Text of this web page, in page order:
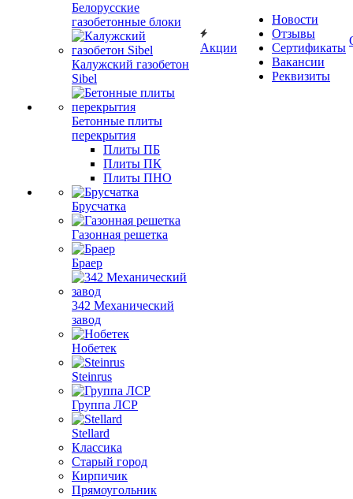
Белорусские
газобетонные блоки
Калужский газобетон
Sibel
Бетонные плиты
перекрытия
Плиты ПБ
Плиты ПК
Плиты ПНО
Брусчатка
Газонная решетка
Браер
342 Механический
завод
Нобетек
Steinrus
Группа ЛСР
Stellard
Классика
Старый город
Кирпичик
Прямоугольник
Акции
Новости
Отзывы
Сертификаты
Вакансии
Реквизиты